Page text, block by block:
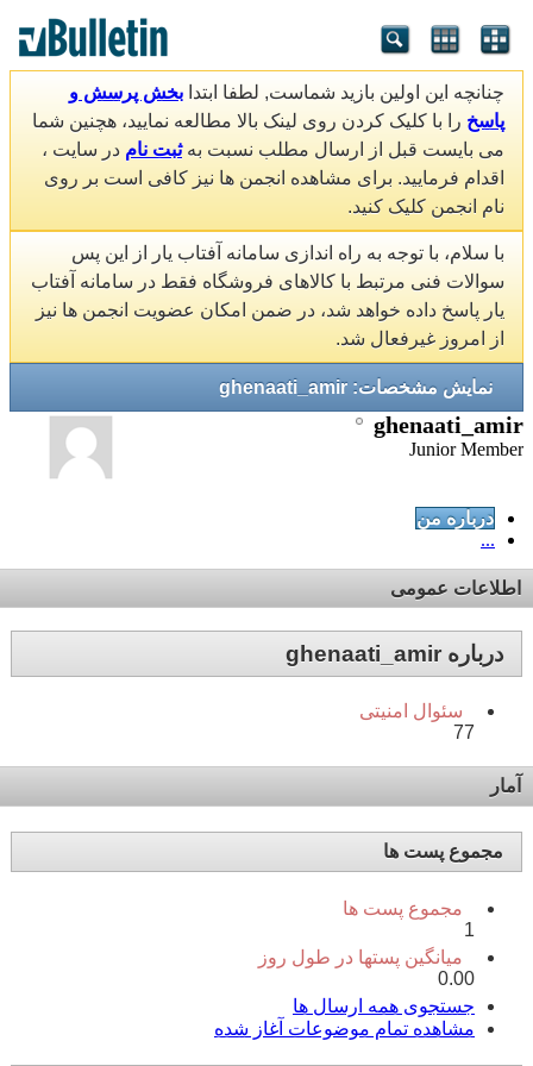
چنانچه این اولین بازید شماست, لطفا ابتدا بخش پرسش و
پاسخ را با کلیک کردن روی لینک بالا مطالعه نمایید، هچنین شما
می بایست قبل از ارسال مطلب نسبت بهثبت نام در سایت ،
اقدام فرمایید. برای مشاهده انجمن ها نیز کافی است بر روی
نام انجمن کلیک کنید.
با سلام، با توجه به راه اندازی سامانه آفتاب یار از این پس
سوالات فنی مرتبط با کالاهای فروشگاه فقط در سامانه آفتاب
یار پاسخ داده خواهد شد، در ضمن امکان عضویت انجمن ها نیز
از امروز غیرفعال شد.
نمایش مشخصات: ghenaati_amir
ghenaati_amir
Junior Member
درباره من
...
اطلاعات عمومی
درباره ghenaati_amir
سئوال امنیتی
77
آمار
مجموع پست ها
مجموع پست ها
1
میانگین پستها در طول روز
0.00
جستجوی همه ارسال ها
مشاهده تمام موضوعات آغاز شده